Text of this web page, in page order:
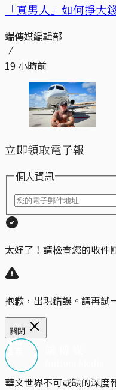
「真男人」如何掙
端傳媒編輯部
19 小時前
立即領取電子報
個人資訊
太好了！請檢查您的收件
抱歉，出現錯誤。請再試
關閉
華文世界不可或缺的深度